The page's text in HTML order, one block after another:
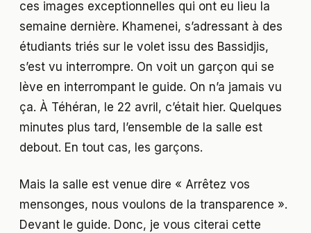
ces images exceptionnelles qui ont eu lieu la
semaine dernière. Khamenei, s’adressant à des
étudiants triés sur le volet issu des Bassidjis,
s’est vu interrompre. On voit un garçon qui se
lève en interrompant le guide. On n’a jamais vu
ça. À Téhéran, le 22 avril, c’était hier. Quelques
minutes plus tard, l’ensemble de la salle est
debout. En tout cas, les garçons.
Mais la salle est venue dire « Arrêtez vos
mensonges, nous voulons de la transparence ».
Devant le guide. Donc, je vous citerai cette